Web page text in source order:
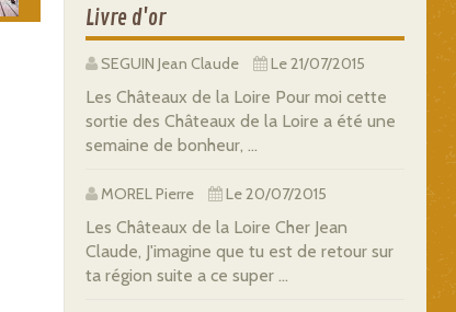
Livre d'or
SEGUIN Jean Claude Le 21/07/2015
Les Châteaux de la Loire Pour moi cette
sortie des Châteaux de la Loire a été une
semaine de bonheur, ...
MOREL Pierre Le 20/07/2015
Les Châteaux de la Loire Cher Jean
Claude, J'imagine que tu est de retour sur
ta région suite a ce super ...